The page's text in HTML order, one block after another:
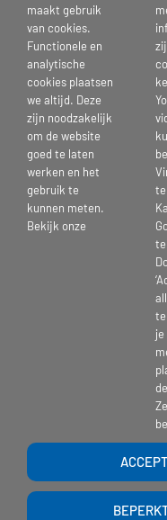
Bewoners van locatie
‘bewegen bij de thee’.
wordt vervolgens gezellig
Wist je dat we trouwens
helpen bij verschillende
Klik hier voor alle
Publicatiedatum: 15 november
Deel Dit
Copyright 2017 | St. Pieters
maakt gebruik
van cookies.
Functionele en
analytische
cookies plaatsen
we altijd. Deze
zijn noodzakelijk
om de website
goed te laten
werken en het
gebruik te
kunnen meten.
Bekijk onze